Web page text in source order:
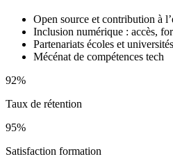
Open source et contribution à
Inclusion numérique : accès,
Partenariats écoles et universités
Mécénat de compétences tech
92%
Taux de rétention
95%
Satisfaction formation